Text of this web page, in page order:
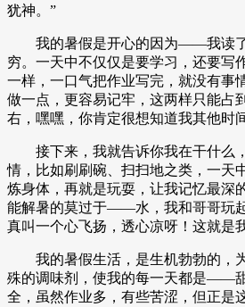
犹神。”
我的暑假是开心的因为——我读了
穷。一天中不仅仅是要学习，还要写
一样，一口气把作业写完，就没有事
做一点，更容易记牢，这两样只能占
右，嘿嘿，你肯定很想知道我其他时
接下来，我就告诉你我在干什么
情，比如刷刷碗、扫扫地之类，一天
炼身体，再就是玩耍，让我记忆最深
能解暑的莫过于——水，我和哥哥玩
真叫一个心飞扬，透心凉呀！这就是
我的暑假生活，是生机勃勃的，
殊的调味剂，使我的每一天都是——
全，虽然作业多，有些苦涩，但正是